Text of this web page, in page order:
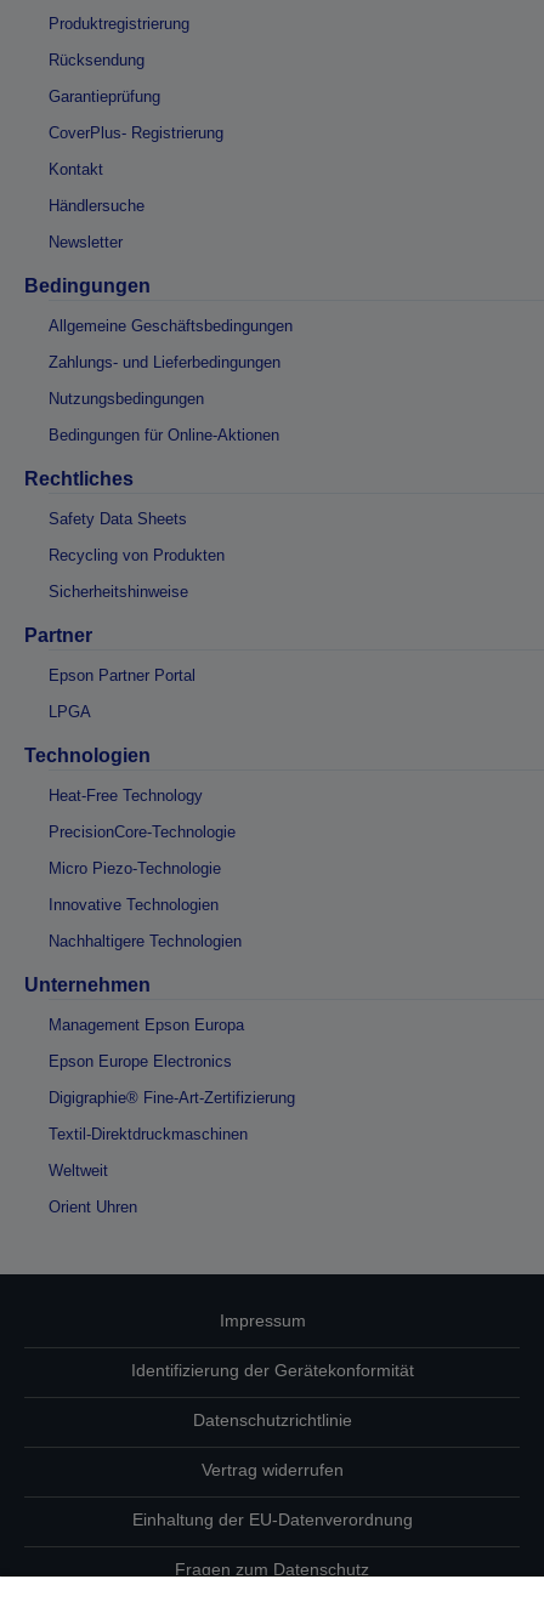
Produktregistrierung
Rücksendung
Garantieprüfung
CoverPlus- Registrierung
Kontakt
Händlersuche
Newsletter
Bedingungen
Allgemeine Geschäftsbedingungen
Zahlungs- und Lieferbedingungen
Nutzungsbedingungen
Bedingungen für Online-Aktionen
Rechtliches
Safety Data Sheets
Recycling von Produkten
Sicherheitshinweise
Partner
Epson Partner Portal
LPGA
Technologien
Heat-Free Technology
PrecisionCore-Technologie
Micro Piezo-Technologie
Innovative Technologien
Nachhaltigere Technologien
Unternehmen
Management Epson Europa
Epson Europe Electronics
Digigraphie® Fine-Art-Zertifizierung
Textil-Direktdruckmaschinen
Weltweit
Orient Uhren
Impressum
Identifizierung der Gerätekonformität
Datenschutzrichtlinie
Vertrag widerrufen
Einhaltung der EU-Datenverordnung
Fragen zum Datenschutz